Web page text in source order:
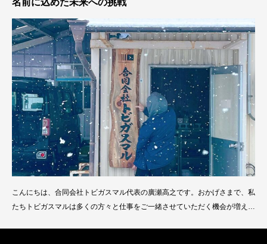
名前に込めた未来への挑戦
こんにちは、合同会社トビガスマル代表の廣瀬高之です。おかげさまで、私
たちトビガスマルは多くの方々と仕事をご一緒させていただく機会が増えま